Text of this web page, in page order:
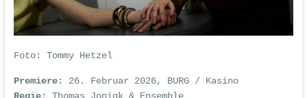
Foto: Tommy Hetzel
Premiere:
26. Februar 2026, BURG / Kasino